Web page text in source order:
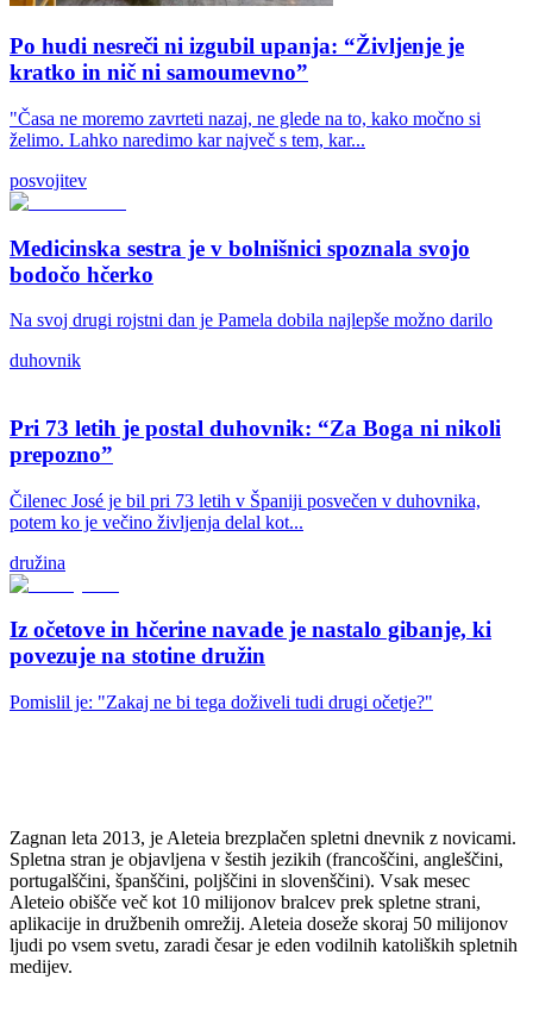
Po hudi nesreči ni izgubil upanja: “Življenje je
kratko in nič ni samoumevno”
"Časa ne moremo zavrteti nazaj, ne glede na to, kako močno si
želimo. Lahko naredimo kar največ s tem, kar...
posvojitev
Medicinska sestra je v bolnišnici spoznala svojo
bodočo hčerko
Na svoj drugi rojstni dan je Pamela dobila najlepše možno darilo
duhovnik
Pri 73 letih je postal duhovnik: “Za Boga ni nikoli
prepozno”
Čilenec José je bil pri 73 letih v Španiji posvečen v duhovnika,
potem ko je večino življenja delal kot...
družina
Iz očetove in hčerine navade je nastalo gibanje, ki
povezuje na stotine družin
Pomislil je: "Zakaj ne bi tega doživeli tudi drugi očetje?"
Zagnan leta 2013, je Aleteia brezplačen spletni dnevnik z novicami.
Spletna stran je objavljena v šestih jezikih (francoščini, angleščini,
portugalščini, španščini, poljščini in slovenščini). Vsak mesec
Aleteio obišče več kot 10 milijonov bralcev prek spletne strani,
aplikacije in družbenih omrežij. Aleteia doseže skoraj 50 milijonov
ljudi po vsem svetu, zaradi česar je eden vodilnih katoliških spletnih
medijev.